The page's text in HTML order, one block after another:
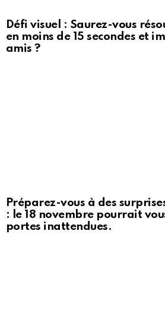
Défi visuel : Saurez-vous
en moins de 15 secondes et
amis ?
Préparez-vous à des
: le 18 novembre pourrait
portes inattendues.